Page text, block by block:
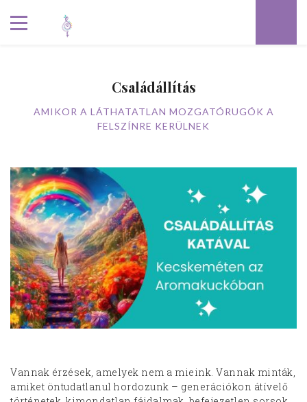
Családállítás
AMIKOR A LÁTHATATLAN MOZGATÓRUGÓK A
FELSZÍNRE KERÜLNEK
Vannak érzések, amelyek nem a mieink. Vannak minták,
amiket öntudatlanul hordozunk – generációkon átívelő